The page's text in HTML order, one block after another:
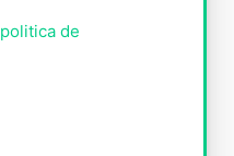
politica de